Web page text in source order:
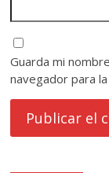
Guarda mi
navegador para